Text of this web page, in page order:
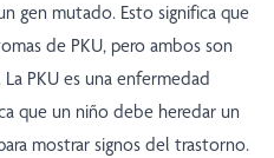
gen mutado. Esto significa que
de PKU, pero ambos son
PKU es una enfermedad
que un niño debe heredar un
mostrar signos del trastorno.